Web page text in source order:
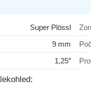
Super Plössl
9 mm
1,25″